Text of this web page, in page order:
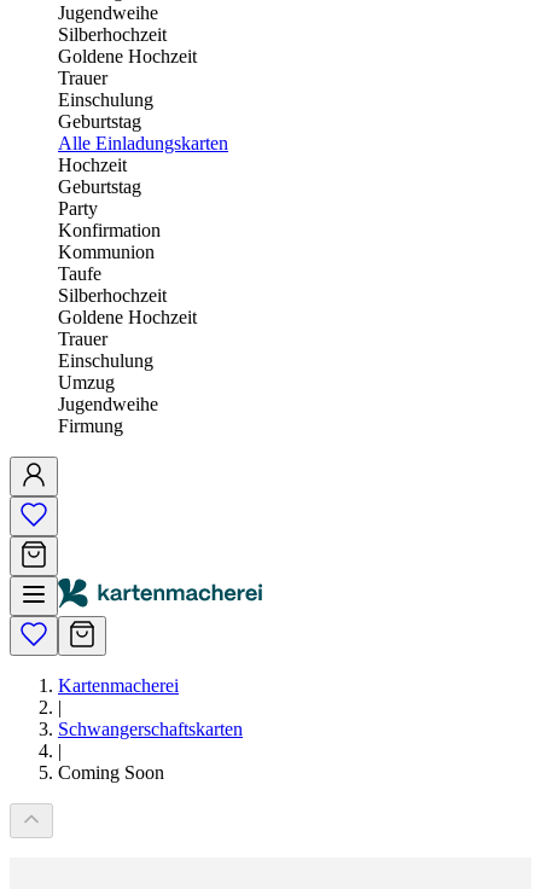
Jugendweihe
Silberhochzeit
Goldene Hochzeit
Trauer
Einschulung
Geburtstag
Alle Einladungskarten
Hochzeit
Geburtstag
Party
Konfirmation
Kommunion
Taufe
Silberhochzeit
Goldene Hochzeit
Trauer
Einschulung
Umzug
Jugendweihe
Firmung
Kartenmacherei
|
Schwangerschaftskarten
|
Coming Soon